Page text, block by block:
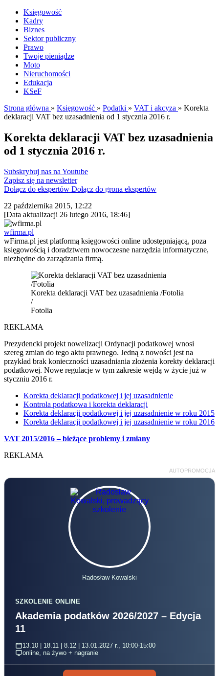
Księgowość
Kadry
Biznes
Sektor publiczny
Prawo
Twoje pieniądze
Moto
Nieruchomości
Edukacja
KSeF
Strona główna » Księgowość » Podatki » VAT i akcyza » Korekta
deklaracji VAT bez uzasadnienia od 1 stycznia 2016 r.
Korekta deklaracji VAT bez uzasadnienia
od 1 stycznia 2016 r.
Subskrybuj nas na Youtube
Zapisz się na newsletter
Dołącz do ekspertów Dołącz do grona ekspertów
22 października 2015, 12:22
[Data aktualizacji 26 lutego 2016, 18:46]
wfirma.pl
wFirma.pl jest platformą księgowości on­line udostępniającą, poza
księgowością i doradztwem nowoczesne narzędzia informatyczne,
niezbędne do zarządzania firmą.
Korekta deklaracji VAT bez uzasadnienia /Fotolia
/
Fotolia
REKLAMA
Prezydencki projekt nowelizacji Ordynacji podatkowej wnosi
szereg zmian do tego aktu prawnego. Jedną z nowości jest na
przykład brak konieczności uzasadniania złożenia korekty deklaracji
podatkowej. Nowe regulacje w tym zakresie wejdą w życie już w
styczniu 2016 r.
Korekta deklaracji podatkowej i jej uzasadnienie
Kontrola podatkowa i korekta deklaracji
Korekta deklaracji podatkowej i jej uzasadnienie w roku 2015
Korekta deklaracji podatkowej i jej uzasadnienie w roku 2016
VAT 2015/2016 – bieżące problemy i zmiany
REKLAMA
AUTOPROMOCJA
Radosław Kowalski
SZKOLENIE ONLINE
Akademia podatków 2026/2027 – Edycja
11
13.10 | 18.11 | 8.12 | 13.01.2027 r., 10:00-15:00
online, na żywo + nagranie